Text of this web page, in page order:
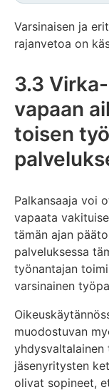
Varsinaisen ja
rajanvetoa on
3.3
vapaan
toisen
Palkansaaja voi
vapaata
tämän ajan
palveluksessa
työnantajan
varsinainen
muodostuvan
yhdysvaltalainen
jäsenyritysten
olivat sopineet,